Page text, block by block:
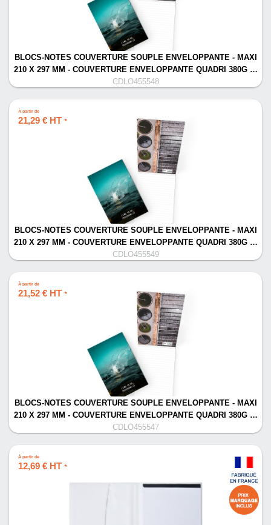
BLOCS-NOTES COUVERTURE SOUPLE ENVELOPPANTE - MAXI
210 X 297 MM - COUVERTURE ENVELOPPANTE QUADRI 380G …
CDLO455548
À partir de
21,29 € HT *
BLOCS-NOTES COUVERTURE SOUPLE ENVELOPPANTE - MAXI
210 X 297 MM - COUVERTURE ENVELOPPANTE QUADRI 380G …
CDLO455549
À partir de
21,52 € HT *
BLOCS-NOTES COUVERTURE SOUPLE ENVELOPPANTE - MAXI
210 X 297 MM - COUVERTURE ENVELOPPANTE QUADRI 380G …
CDLO455547
À partir de
12,69 € HT *